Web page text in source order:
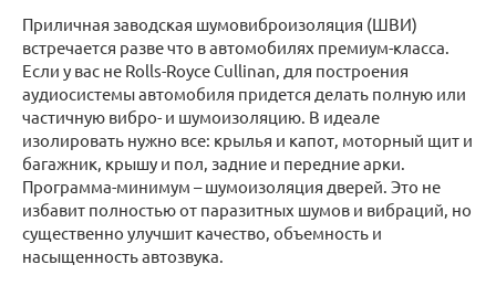
Приличная заводская шумовиброизоляция (ШВИ)
встречается разве что в автомобилях премиум-класса.
Если у вас не Rolls-Royce Cullinan, для построения
аудиосистемы автомобиля придется делать полную или
частичную вибро- и шумоизоляцию. В идеале
изолировать нужно все: крылья и капот, моторный щит и
багажник, крышу и пол, задние и передние арки.
Программа-минимум – шумоизоляция дверей. Это не
избавит полностью от паразитных шумов и вибраций, но
существенно улучшит качество, объемность и
насыщенность автозвука.